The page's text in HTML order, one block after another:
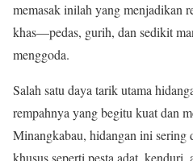
memasak inilah yang menjadikan
khas—pedas, gurih, dan sedikit
menggoda.
Salah satu daya tarik utama
rempahnya yang begitu kuat dan
Minangkabau, hidangan ini sering
khusus seperti pesta adat,